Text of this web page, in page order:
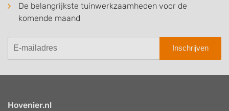
De belangrijkste tuinwerkzaamheden voor de
komende maand
Inschrijven
Hovenier.nl